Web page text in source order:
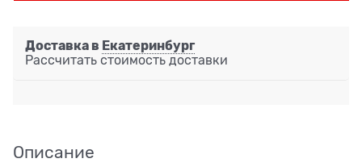
Доставка в Екатеринбург
Рассчитать стоимость доставки
Описание